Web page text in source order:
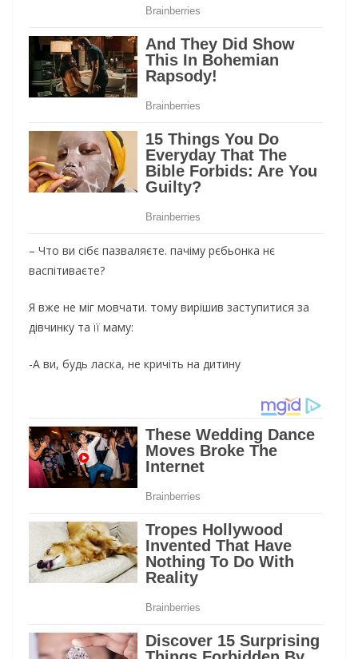
– Что ви сібє пазваляєте. пачіму рєбьонка нє
васпітиваєте?
Я вже не міг мовчати. тому вирішив заступитися за
дівчинку та її маму:
-А ви, будь ласка, не кричіть на дитину